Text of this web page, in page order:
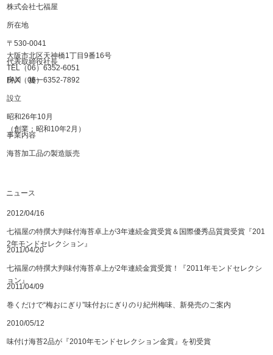
株式会社七福屋
所在地
〒530-0041
大阪市北区天神橋1丁目9番16号
TEL（06）6352-6051
FAX（06）6352-7892
代表取締役社長
房川 捷一
設立
昭和26年10月
（創業：昭和10年2月）
事業内容
海苔加工品の製造販売
ニュース
2012/04/16
七福屋の特撰大判味付海苔卓上が3年連続金賞受賞＆国際優秀品質賞受賞『201
2年モンドセレクション』
2011/04/20
七福屋の特撰大判味付海苔卓上が2年連続金賞受賞！『2011年モンドセレクシ
ョン』
2011/04/09
巻くだけで“梅おにぎり”味付おにぎりのり紀州梅味、新発売のご案内
2010/05/12
味付け海苔2品が『2010年モンドセレクション金賞』を初受賞